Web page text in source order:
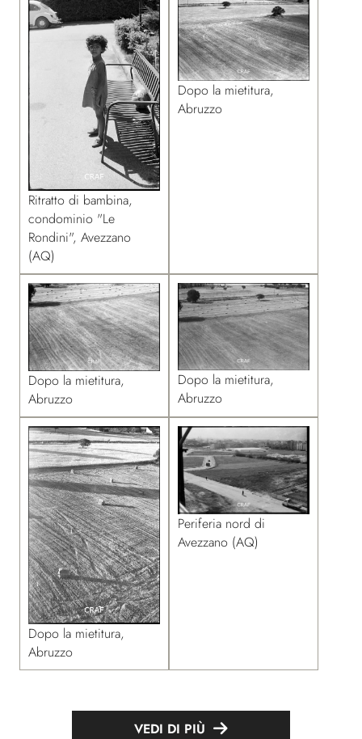
Ritratto di bambina,
condominio "Le
Rondini", Avezzano
(AQ)
Dopo la mietitura,
Abruzzo
Dopo la mietitura,
Abruzzo
Dopo la mietitura,
Abruzzo
Dopo la mietitura,
Abruzzo
Periferia nord di
Avezzano (AQ)
VEDI DI PIÙ